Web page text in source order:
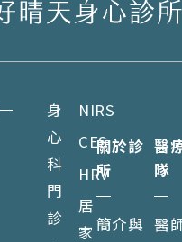
身
心
科
門
診
NIRS
CES
HRV
居
家
關於診
所
簡介與
醫
隊
醫